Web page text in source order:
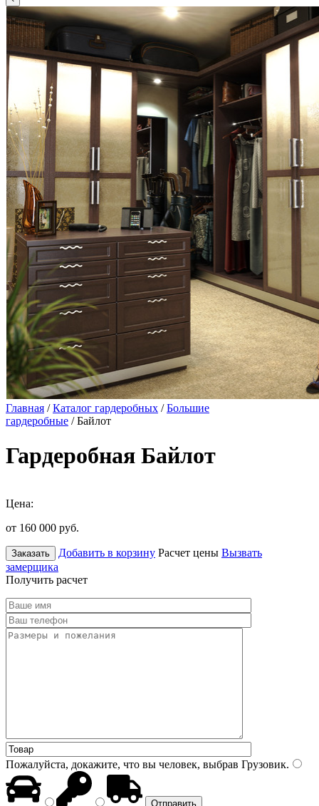
Главная /Каталог гардеробных /Большие
гардеробные / Байлот
Гардеробная Байлот
Цена:
от 160 000 руб.
Заказать Добавить в корзину Расчет цены Вызвать
замерщика
Получить расчет
Пожалуйста, докажите, что вы человек, выбрав Грузовик.